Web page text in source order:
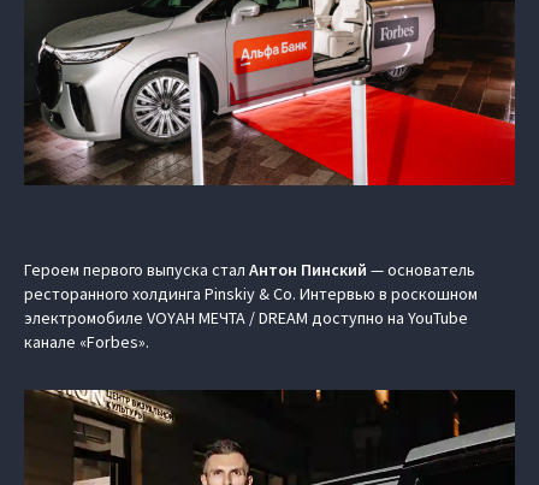
Героем первого выпуска стал Антон Пинский — основатель
ресторанного холдинга Pinskiy & Co. Интервью в роскошном
электромобиле VOYAH МЕЧТА / DREAM доступно на YouTube
канале «Forbes».